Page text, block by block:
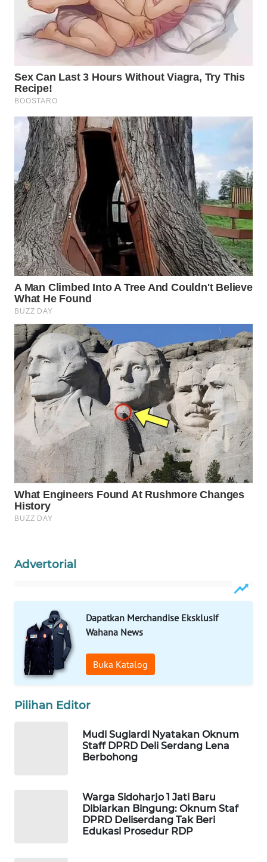
Advertorial
Dapatkan Merchandise Eksklusif
Wahana News
Buka Katalog
Pilihan Editor
Mudi Sugiardi Nyatakan Oknum
Staff DPRD Deli Serdang Lena
Berbohong
Warga Sidoharjo 1 Jati Baru
Dibiarkan Bingung: Oknum Staf
DPRD Deliserdang Tak Beri
Edukasi Prosedur RDP
WAHANA
TV
ID
WAHANANEWS
CO ID
WAHANANEWS
NET
WAHANA
SPORT
WAHANA
UMKM
WAHANA
SELEB
WAHANA
PERSONA
WAHANA
OTOMOTIF
WAHANA
HEALTH
WAHANA
DESA
WISATA
LAPAK
Wahana
KONSUMEN
LISTRIK
MASYARAKAT
KELISTRIKAN
WALINKI
ID